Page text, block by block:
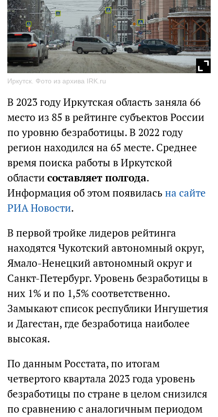
Иркутск. Фото из архива IRK.ru
В 2023 году Иркутская область заняла 66
место из 85 в рейтинге субъектов России
по уровню безработицы. В 2022 году
регион находился на 65 месте. Среднее
время поиска работы в Иркутской
области составляет полгода.
Информация об этом появилась на сайте
РИА Новости.
В первой тройке лидеров рейтинга
находятся Чукотский автономный округ,
Ямало-Ненецкий автономный округ и
Санкт-Петербург. Уровень безработицы в
них 1% и по 1,5% соответственно.
Замыкают список республики Ингушетия
и Дагестан, где безработица наиболее
высокая.
По данным Росстата, по итогам
четвертого квартала 2023 года уровень
безработицы по стране в целом снизился
по сравнению с аналогичным периодом